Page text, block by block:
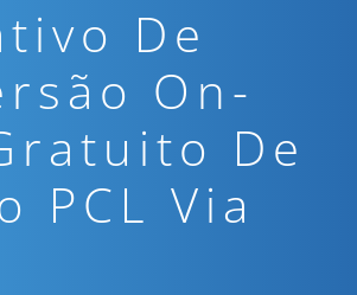
De
On-
De
PCL Via